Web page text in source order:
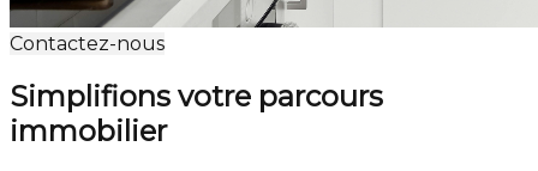
Contactez-nous
Simplifions votre parcours
immobilier